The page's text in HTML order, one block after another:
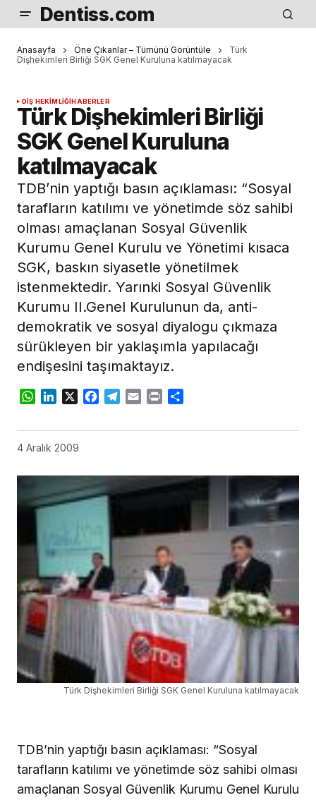
Dentiss.com
Anasayfa Öne Çıkanlar – Tümünü Görüntüle
Türk
Dişhekimleri Birliği SGK Genel Kuruluna katılmayacak
DIŞ HEKIMLIĞIHABERLER
Türk Dişhekimleri Birliği
SGK Genel Kuruluna
katılmayacak
TDB’nin yaptığı basın açıklaması: “Sosyal
tarafların katılımı ve yönetimde söz sahibi
olması amaçlanan Sosyal Güvenlik
Kurumu Genel Kurulu ve Yönetimi kısaca
SGK, baskın siyasetle yönetilmek
istenmektedir. Yarınki Sosyal Güvenlik
Kurumu II.Genel Kurulunun da, anti-
demokratik ve sosyal diyalogu çıkmaza
sürükleyen bir yaklaşımla yapılacağı
endişesini taşımaktayız.
WhatsApp
LinkedIn
X Facebook
Telegram
Email Print
4 Aralık 2009
Türk Dişhekimleri Birliği SGK Genel Kuruluna katılmayacak
TDB’nin yaptığı basın açıklaması: “Sosyal
tarafların katılımı ve yönetimde söz sahibi olması
amaçlanan Sosyal Güvenlik Kurumu Genel Kurulu